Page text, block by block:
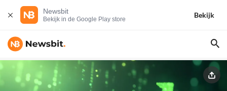
Newsbit
Bekijk in de Google Play store
Bekijk